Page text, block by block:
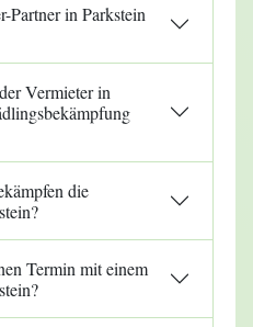
Partner in Parkstein
Vermieter in
die
Termin mit einem